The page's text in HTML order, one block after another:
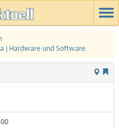
| Hardware und Software